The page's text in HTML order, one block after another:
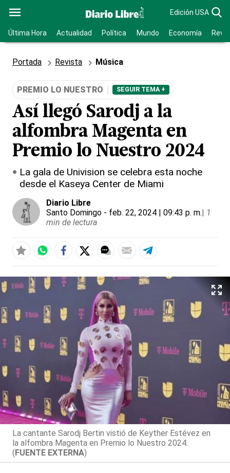
Edición USA
Última Hora Actualidad Política Mundo Economía
Portada Revista Música
PREMIO LO NUESTRO SEGUIR TEMA +
Así llegó Sarodj a la
alfombra Magenta en
Premio lo Nuestro 2024
La gala de Univision se celebra esta noche
desde el Kaseya Center de Miami
Diario Libre
Santo Domingo - feb. 22, 2024 | 09:43 p. m.| 1
min de lectura
La cantante Sarodj Bertin vistió de Keyther Estévez en
la alfombra Magenta en Premio lo Nuestro 2024.
(FUENTE EXTERNA)